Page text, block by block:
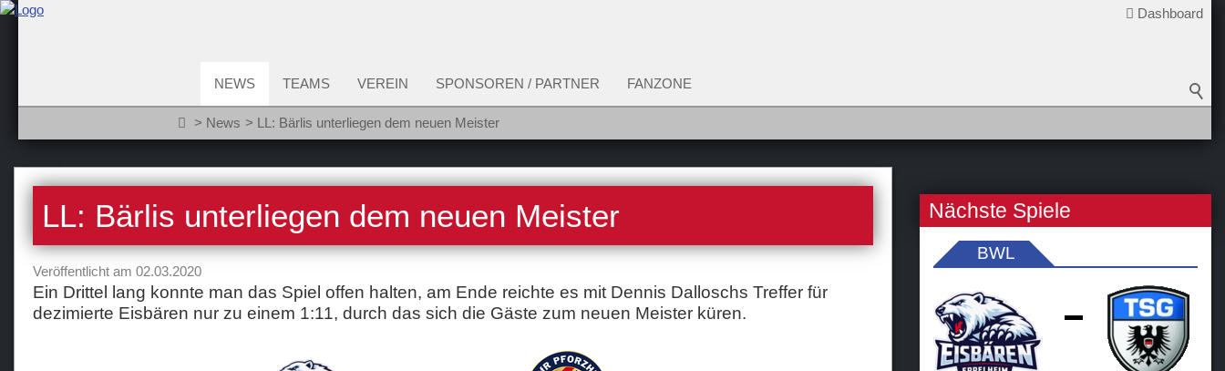
Dashboard
NEWS TEAMS VEREIN SPONSOREN / PARTNER FANZONE
News LL: Bärlis unterliegen dem neuen Meister
LL: Bärlis unterliegen dem neuen Meister
Veröffentlicht am 02.03.2020
Ein Drittel lang konnte man das Spiel offen halten, am Ende reichte es mit Dennis Dalloschs Treffer für
dezimierte Eisbären nur zu einem 1:11, durch das sich die Gäste zum neuen Meister küren.
Nächste Spiele
BWL
-